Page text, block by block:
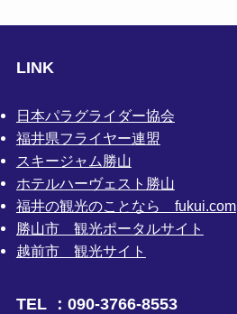
LINK
日本パラグライダー協会
福井県フライヤー連盟
スキージャム勝山
ホテルハーヴェスト勝山
福井の観光のことなら fukui.com
勝山市 観光ポータルサイト
越前市 観光サイト
TEL ：090-3766-8553